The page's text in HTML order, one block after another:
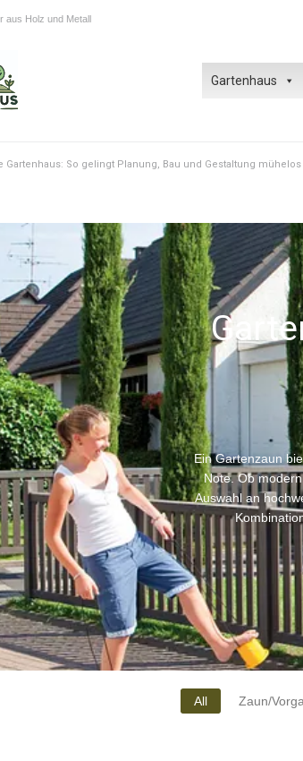
aus Holz und Metall
Gartenhaus
Gartenhaus: So gelingt Planung, Bau und Gestaltung mühelos
Ein Gartenzaun
Note. Ob
Auswahl an
All Zaun/